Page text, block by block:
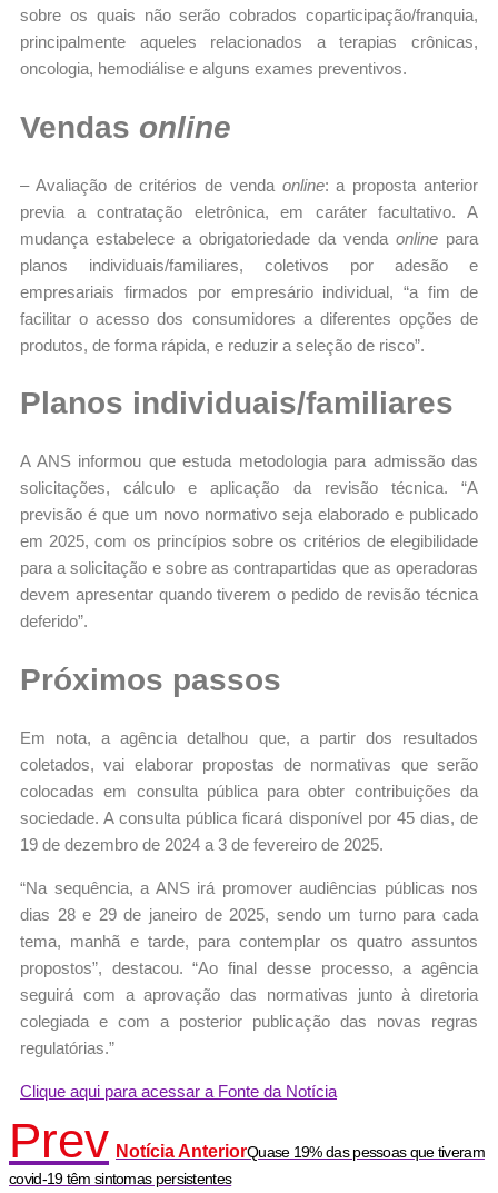
sobre os quais não serão cobrados coparticipação/franquia,
principalmente aqueles relacionados a terapias crônicas,
oncologia, hemodiálise e alguns exames preventivos.
Vendas online
– Avaliação de critérios de venda online: a proposta anterior
previa a contratação eletrônica, em caráter facultativo. A
mudança estabelece a obrigatoriedade da venda online para
planos individuais/familiares, coletivos por adesão e
empresariais firmados por empresário individual, “a fim de
facilitar o acesso dos consumidores a diferentes opções de
produtos, de forma rápida, e reduzir a seleção de risco”.
Planos individuais/familiares
A ANS informou que estuda metodologia para admissão das
solicitações, cálculo e aplicação da revisão técnica. “A
previsão é que um novo normativo seja elaborado e publicado
em 2025, com os princípios sobre os critérios de elegibilidade
para a solicitação e sobre as contrapartidas que as operadoras
devem apresentar quando tiverem o pedido de revisão técnica
deferido”.
Próximos passos
Em nota, a agência detalhou que, a partir dos resultados
coletados, vai elaborar propostas de normativas que serão
colocadas em consulta pública para obter contribuições da
sociedade. A consulta pública ficará disponível por 45 dias, de
19 de dezembro de 2024 a 3 de fevereiro de 2025.
“Na sequência, a ANS irá promover audiências públicas nos
dias 28 e 29 de janeiro de 2025, sendo um turno para cada
tema, manhã e tarde, para contemplar os quatro assuntos
propostos”, destacou. “Ao final desse processo, a agência
seguirá com a aprovação das normativas junto à diretoria
colegiada e com a posterior publicação das novas regras
regulatórias.”
Clique aqui para acessar a Fonte da Notícia
Prev Notícia AnteriorQuase 19% das pessoas que tiveram
covid-19 têm sintomas persistentes